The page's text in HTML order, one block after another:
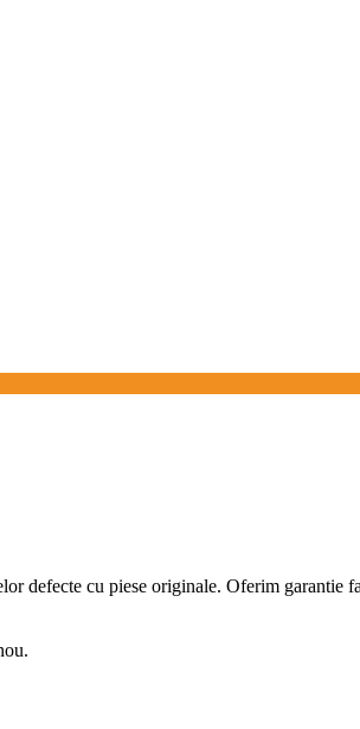
defecte cu piese originale. Oferim garantie